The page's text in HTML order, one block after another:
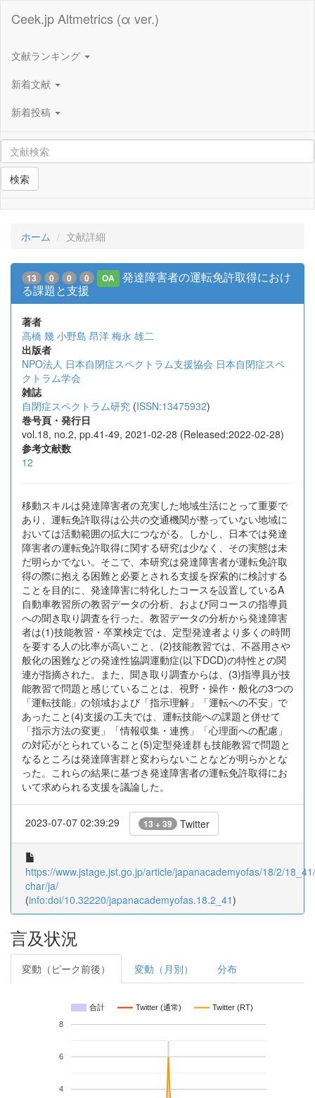
Ceek.jp Altmetrics (α ver.)
文献ランキング
新着文献
新着投稿
検索
ホーム 文献詳細
13 0 0 0 OA
発達障害者の運転免許取得におけ
る課題と支援
著者
高橋 幾 小野島 昂洋 梅永 雄二
出版者
NPO法人 日本自閉症スペクトラム支援協会 日本自閉症スペ
クトラム学会
雑誌
自閉症スペクトラム研究 (ISSN:13475932)
巻号頁・発行日
vol.18, no.2, pp.41-49, 2021-02-28 (Released:2022-02-28)
参考文献数
12
移動スキルは発達障害者の充実した地域生活にとって重要で
あり、運転免許取得は公共の交通機関が整っていない地域に
おいては活動範囲の拡大につながる。しかし、日本では発達
障害者の運転免許取得に関する研究は少なく、その実態は未
だ明らかでない。そこで、本研究は発達障害者が運転免許取
得の際に抱える困難と必要とされる支援を探索的に検討する
ことを目的に、発達障害に特化したコースを設置しているA
自動車教習所の教習データの分析、および同コースの指導員
への聞き取り調査を行った。教習データの分析から発達障害
者は(1)技能教習・卒業検定では、定型発達者より多くの時間
を要する人の比率が高いこと、(2)技能教習では、不器用さや
般化の困難などの発達性協調運動症(以下DCD)の特性との関
連が指摘された。また、聞き取り調査からは、(3)指導員が技
能教習で問題と感じていることは、視野・操作・般化の3つの
「運転技能」の領域および「指示理解」「運転への不安」で
あったこと(4)支援の工夫では、運転技能への課題と併せて
「指示方法の変更」「情報収集・連携」「心理面への配慮」
の対応がとられていること(5)定型発達群も技能教習で問題と
なるところは発達障害群と変わらないことなどが明らかとな
った。これらの結果に基づき発達障害者の運転免許取得にお
いて求められる支援を議論した。
2023-07-07 02:39:29 13 + 39 Twitter
https://www.jstage.jst.go.jp/article/japanacademyofas/18/2/
char/ja/
(info:doi/10.32220/japanacademyofas.18.2_41)
言及状況
変動（ピーク前後） 変動（月別） 分布
合計 Twitter (通常) Twitter (RT)
4
6
8